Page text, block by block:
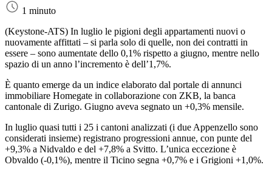
1 minuto
(Keystone-ATS) In luglio le pigioni degli appartamenti nuovi o
nuovamente affittati – si parla solo di quelle, non dei contratti in
essere – sono aumentate dello 0,1% rispetto a giugno, mentre nello
spazio di un anno l’incremento è dell’1,7%.
È quanto emerge da un indice elaborato dal portale di annunci
immobiliare Homegate in collaborazione con ZKB, la banca
cantonale di Zurigo. Giugno aveva segnato un +0,3% mensile.
In luglio quasi tutti i 25 i cantoni analizzati (i due Appenzello sono
considerati insieme) registrano progressioni annue, con punte del
+9,3% a Nidvaldo e del +7,8% a Svitto. L’unica eccezione è
Obvaldo (-0,1%), mentre il Ticino segna +0,7% e i Grigioni +1,0%.